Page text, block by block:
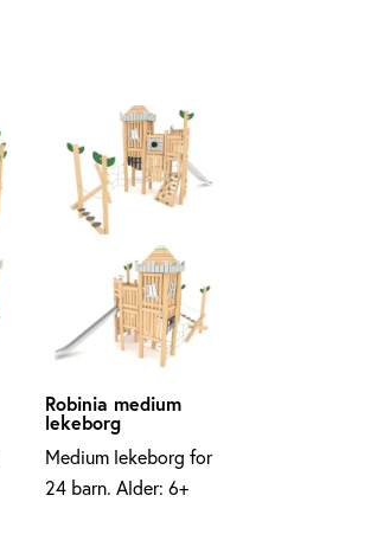
Robinia medium
lekeborg
Medium lekeborg for
24 barn. Alder: 6+